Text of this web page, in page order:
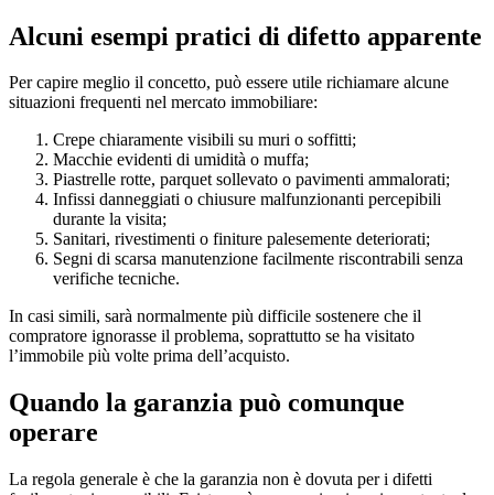
Alcuni esempi pratici di difetto apparente
Per capire meglio il concetto, può essere utile richiamare alcune
situazioni frequenti nel mercato immobiliare:
Crepe chiaramente visibili su muri o soffitti;
Macchie evidenti di umidità o muffa;
Piastrelle rotte, parquet sollevato o pavimenti ammalorati;
Infissi danneggiati o chiusure malfunzionanti percepibili
durante la visita;
Sanitari, rivestimenti o finiture palesemente deteriorati;
Segni di scarsa manutenzione facilmente riscontrabili senza
verifiche tecniche.
In casi simili, sarà normalmente più difficile sostenere che il
compratore ignorasse il problema, soprattutto se ha visitato
l’immobile più volte prima dell’acquisto.
Quando la garanzia può comunque
operare
La regola generale è che la garanzia non è dovuta per i difetti